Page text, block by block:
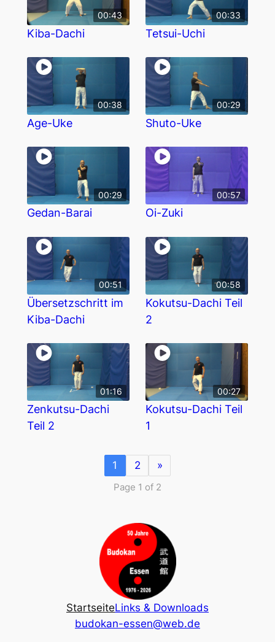
00:43
Kiba-Dachi
00:33
Tetsui-Uchi
00:38
Age-Uke
00:29
Shuto-Uke
00:29
Gedan-Barai
00:57
Oi-Zuki
00:51
Übersetzschritt im
Kiba-Dachi
00:58
Kokutsu-Dachi Teil
2
01:16
Zenkutsu-Dachi
Teil 2
00:27
Kokutsu-Dachi Teil
1
1 2 »
Page 1 of 2
StartseiteLinks & Downloads
budokan-essen@web.de